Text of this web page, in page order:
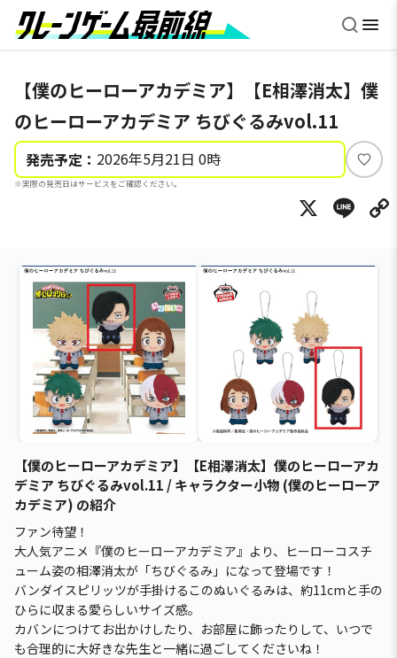
【僕のヒーローアカデミア】【E相澤消太】僕
のヒーローアカデミア ちびぐるみvol.11
発売予定： 2026年5月21日 0時
※実際の発売日はサービスをご確認ください。
い
ね
X
【僕のヒーローアカデミア】【E相澤消太】僕のヒーローアカ
デミア ちびぐるみvol.11 / キャラクター小物 (僕のヒーローア
カデミア) の紹介
ファン待望！
大人気アニメ『僕のヒーローアカデミア』より、ヒーローコスチ
ューム姿の相澤消太が「ちびぐるみ」になって登場です！
バンダイスピリッツが手掛けるこのぬいぐるみは、約11cmと手の
ひらに収まる愛らしいサイズ感。
カバンにつけてお出かけしたり、お部屋に飾ったりして、いつで
も合理的に大好きな先生と一緒に過ごしてくださいね！